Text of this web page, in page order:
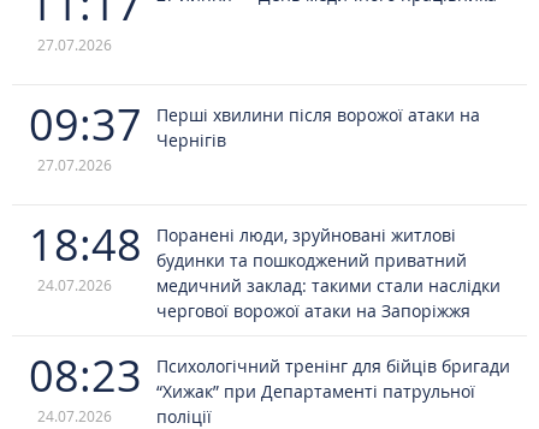
27.07.2026
09:37
27.07.2026
Перші хвилини після ворожої атаки на
Чернігів
18:48
24.07.2026
Поранені люди, зруйновані житлові
будинки та пошкоджений приватний
медичний заклад: такими стали наслідки
чергової ворожої атаки на Запоріжжя
08:23
24.07.2026
Психологічний тренінг для бійців бригади
“Хижак” при Департаменті патрульної
поліції